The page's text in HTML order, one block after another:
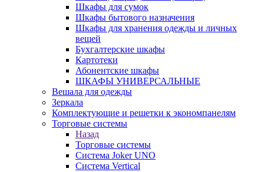
Шкафы для сумок
Шкафы бытового назначения
Шкафы для хранения одежды и личных
вещей
Бухгалтерские шкафы
Картотеки
Абонентские шкафы
ШКАФЫ УНИВЕРСАЛЬНЫЕ
Вешала для одежды
Зеркала
Комплектующие и решетки к экономпанелям
Торговые системы
Назад
Торговые системы
Система Joker UNO
Система Vertical